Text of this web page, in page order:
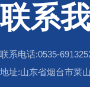
联系
联系电话:0535-
地址:山东省烟台市莱